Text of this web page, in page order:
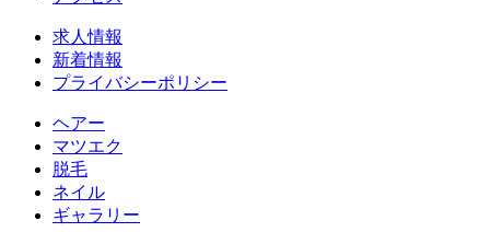
求人情報
新着情報
プライバシーポリシー
ヘアー
マツエク
脱毛
ネイル
ギャラリー